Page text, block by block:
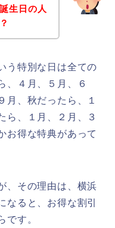
生日の人
う特別な日は全ての
、４月、５月、６
月、秋だったら、１
ら、１月、２月、３
お得な特典があって
、その理由は、横浜
なると、お得な割引
です。